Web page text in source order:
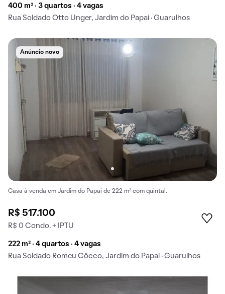
400 m² · 3 quartos · 4 vagas
Rua Soldado Otto Unger, Jardim do Papai · Guarulhos
Anúncio novo
Casa à venda em Jardim do Papai de 222 m² com quintal.
R$ 517.100
R$ 0 Condo. + IPTU
222 m² · 4 quartos · 4 vagas
Rua Soldado Romeu Côcco, Jardim do Papai · Guarulhos